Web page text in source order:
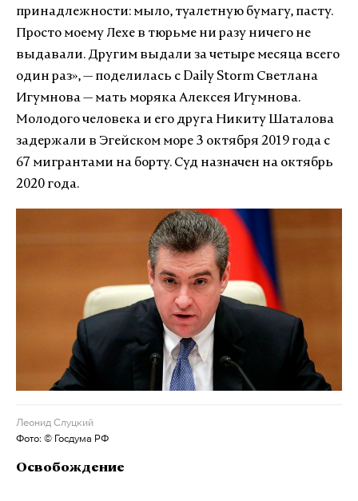
принадлежности: мыло, туалетную бумагу, пасту.
Просто моему Лехе в тюрьме ни разу ничего не
выдавали. Другим выдали за четыре месяца всего
один раз», — поделилась с Daily Storm Светлана
Игумнова — мать моряка Алексея Игумнова.
Молодого человека и его друга Никиту Шаталова
задержали в Эгейском море 3 октября 2019 года с
67 мигрантами на борту. Суд назначен на октябрь
2020 года.
Леонид Слуцкий
Фото: © Госдума РФ
Освобождение